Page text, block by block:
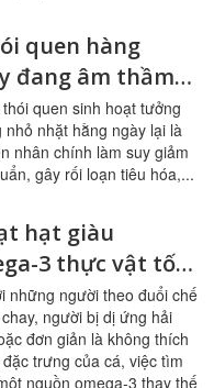
quen hàng
đang âm thầm
đường ruột
thói quen sinh hoạt tưởng
nhỏ nhặt hằng ngày lại là
nhân chính làm suy giảm
gây rối loạn tiêu hóa,...
hạt giàu
3 thực vật tốt
cho người ít ăn
những người theo đuổi chế
người bị dị ứng hải
đơn giản là không thích
đặc trưng của cá, việc tìm
nguồn omega-3 thay thế